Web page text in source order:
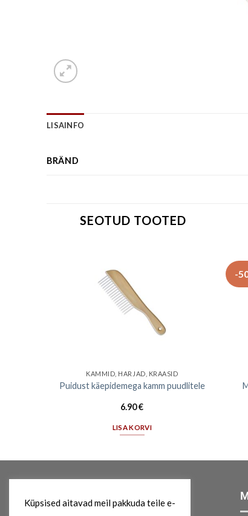
LISAINFO
BRÄND
SEOTUD TOOTED
KAMMID, HARJAD, KRAASID
Puidust käepidemega kamm puudlitele
6.90€
LISA KORVI
-
Küpsised aitavad meil pakkuda teile e-